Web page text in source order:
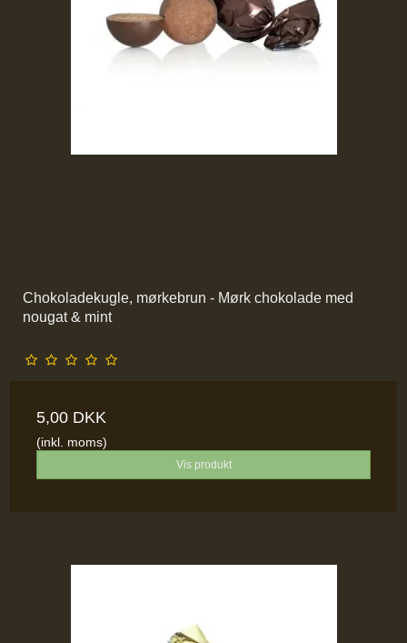
Chokoladekugle, mørkebrun - Mørk chokolade med
nougat & mint
5,00 DKK
(inkl. moms)
Vis produkt